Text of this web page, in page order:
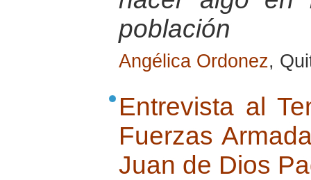
población
Angélica Ordonez,
Entrevista al
Fuerzas
Juan de Dios